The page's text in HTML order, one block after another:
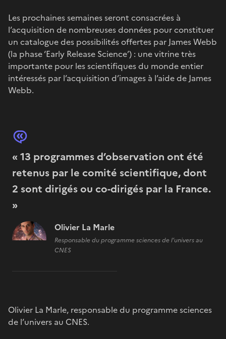
Les prochaines semaines seront consacrées à
l’acquisition de nombreuses données pour constituer
un catalogue des possibilités offertes par James Webb
(la phase ‘Early Release Science’) : une vitrine très
importante pour les scientifiques du monde entier
intéressés par l’acquisition d’images à l’aide de James
Webb.
« 13 programmes d’observation ont été
retenus par le comité scientifique, dont
2 sont dirigés ou co-dirigés par la France.
»
Olivier La Marle
Responsable du programme sciences de l’univers au
CNES
Olivier La Marle, responsable du programme sciences
de l’univers au CNES.